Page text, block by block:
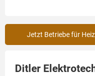
Jetzt Betriebe für
Ditler